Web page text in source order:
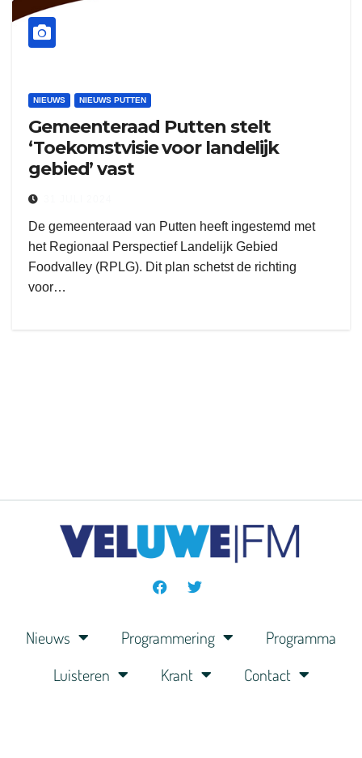
NIEUWS NIEUWS PUTTEN
Gemeenteraad Putten stelt
‘Toekomstvisie voor landelijk
gebied’ vast
De gemeenteraad van Putten heeft ingestemd met
het Regionaal Perspectief Landelijk Gebied
Foodvalley (RPLG). Dit plan schetst de richting
voor…
Nieuws Programmering
Programma
Luisteren
Krant Contact